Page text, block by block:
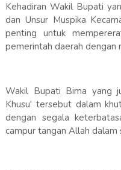
Kehadiran Wakil Bupati
dan Unsur Muspika
penting untuk
pemerintah daerah dengan
Wakil Bupati Bima yang
Khusu' tersebut dalam
dengan segala
campur tangan Allah dalam